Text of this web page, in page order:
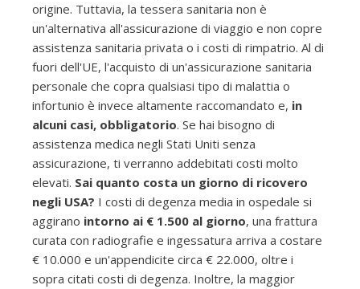
origine. Tuttavia, la tessera sanitaria non è
un'alternativa all'assicurazione di viaggio e non copre
assistenza sanitaria privata o i costi di rimpatrio. Al di
fuori dell'UE, l'acquisto di un'assicurazione sanitaria
personale che copra qualsiasi tipo di malattia o
infortunio è invece altamente raccomandato e, in
alcuni casi, obbligatorio. Se hai bisogno di
assistenza medica negli Stati Uniti senza
assicurazione, ti verranno addebitati costi molto
elevati. Sai quanto costa un giorno di ricovero
negli USA? I costi di degenza media in ospedale si
aggirano intorno ai € 1.500 al giorno, una frattura
curata con radiografie e ingessatura arriva a costare
€ 10.000 e un'appendicite circa € 22.000, oltre i
sopra citati costi di degenza. Inoltre, la maggior